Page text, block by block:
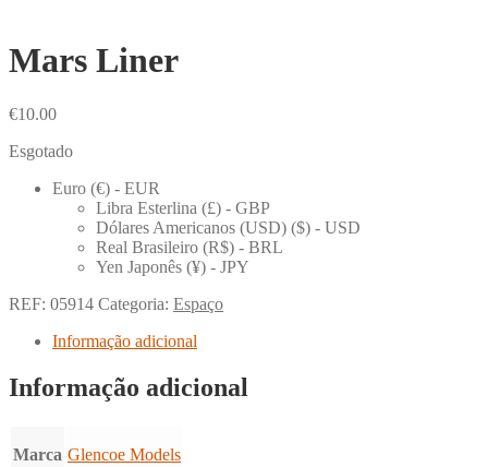
Mars Liner
€10.00
Esgotado
Euro (€) - EUR
Libra Esterlina (£) - GBP
Dólares Americanos (USD) ($) - USD
Real Brasileiro (R$) - BRL
Yen Japonês (¥) - JPY
REF: 05914 Categoria: Espaço
Informação adicional
Informação adicional
Marca Glencoe Models